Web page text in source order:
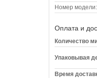
Номер модели:
Оплата и
Количество
Упаковывая
Время